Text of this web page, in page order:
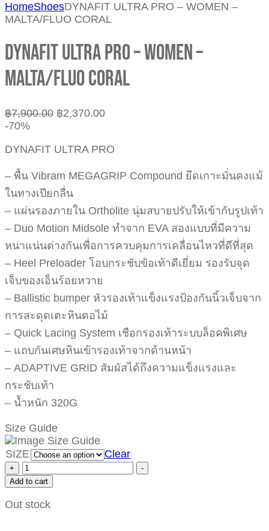
HomeShoesDYNAFIT ULTRA PRO – WOMEN –
MALTA/FLUO CORAL
DYNAFIT ULTRA PRO – WOMEN –
MALTA/FLUO CORAL
฿7,900.00 ฿2,370.00
-70%
DYNAFIT ULTRA PRO
– พื้น Vibram MEGAGRIP Compound ยึดเกาะมั่นคงแม้
ในทางเปียกลื่น
– แผ่นรองภายใน Ortholite นุ่มสบายปรับให้เข้ากับรูปเท้า
– Duo Motion Midsole ทำจาก EVA สองแบบที่มีความ
หนาแน่นต่างกันเพื่อการควบคุมการเคลื่อนไหวที่ดีที่สุด
– Heel Preloader โอบกระชับข้อเท้าดีเยี่ยม รองรับจุด
เจ็บของเอ็นร้อยหวาย
– Ballistic bumper หัวรองเท้าแข็งแรงป้องกันนิ้วเจ็บจาก
การสะดุดเตะหินตอไม้
– Quick Lacing System เชือกรองเท้าระบบล็อคพิเศษ
– แถบกันเศษหินเข้ารองเท้าจากด้านหน้า
– ADAPTIVE GRID สัมผัสได้ถึงความแข็งแรงและ
กระชับเท้า
– น้ำหนัก 320G
Size Guide
SIZE Clear
+
-
Add to cart
Out stock